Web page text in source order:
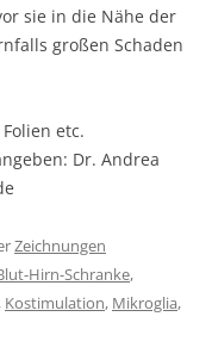
sie in die Nähe der
großen Schaden
etc.
Dr. Andrea
Zeichnungen
Hirn-Schranke,
, Kostimulation, Mikroglia,